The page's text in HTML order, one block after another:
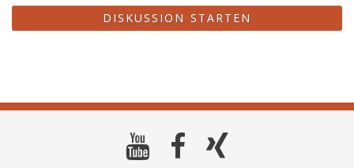
DISKUSSION STARTEN